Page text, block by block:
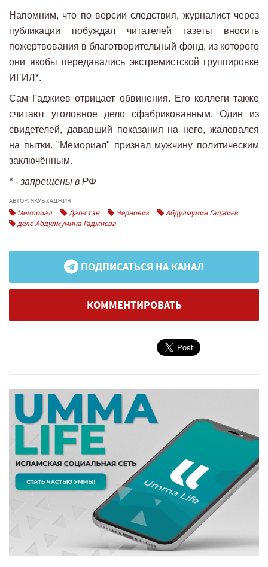
Напомним, что по версии следствия, журналист через
публикации​ побуждал читателей газеты вносить
пожертвования в благотворительный фонд, из которого
они якобы передавались экстремистской группировке
ИГИЛ*.
Сам Гаджиев отрицает обвинения. Его коллеги также
считают уголовное дело сфабрикованным. Один из
свидетелей, дававший показания на него, жаловался
на пытки. "Мемориал" признал мужчину политическим
заключённым.
* - запрещены в РФ
АВТОР: ЯКУБ ХАДЖИЧ
Мемориал Дагестан Черновик
Абдулмумин Гаджиев
дело Абдулмумина Гаджиева
ПОДПИСАТЬСЯ НА КАНАЛ
КОММЕНТИРОВАТЬ